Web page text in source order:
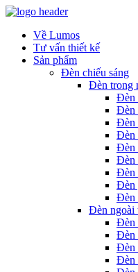
Về Lumos
Tư vấn thiết kế
Sản phẩm
Đèn chiếu sáng
Đèn trong
Đèn
Đèn
Đèn
Đèn
Đèn
Đèn
Đèn
Đèn
Đèn
Đèn ngoài
Đèn
Đèn
Đèn
Đèn